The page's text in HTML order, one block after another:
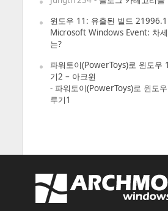
윈도우 11: 유출된 빌드
Microsoft Windows Event: 차
는?
파워토이(PowerToys)로 윈도우
기2 – 아크윈
- 파워토이(PowerToys)로 윈도
루기1